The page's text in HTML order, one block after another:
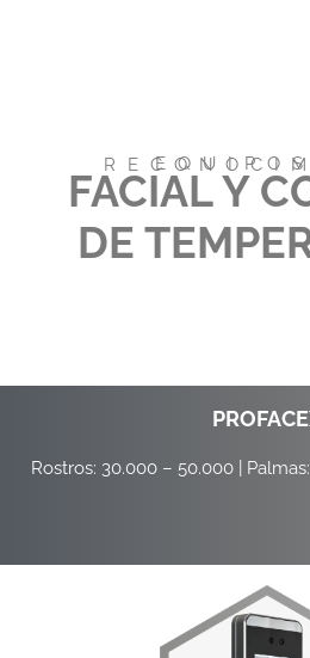
EQUIPOS DE
FACIAL Y
DE
Rostros: 30.000 – 50.000 |